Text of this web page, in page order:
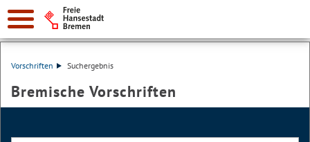
Vorschriften Suchergebnis
Bremische Vorschriften